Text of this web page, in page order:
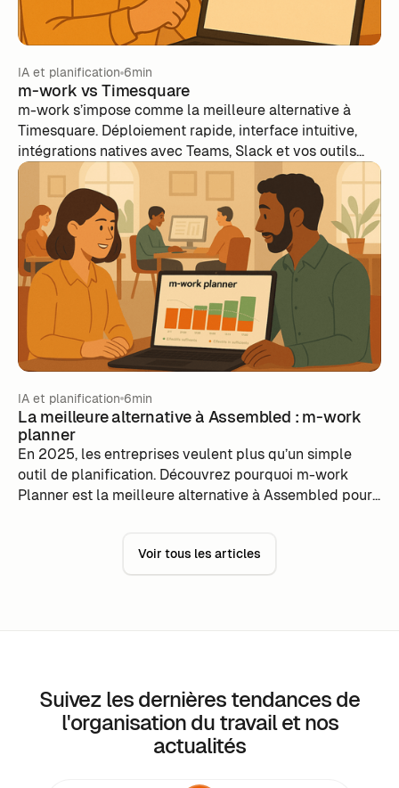
IA et planification 6min
m-work vs Timesquare
m-work s’impose comme la meilleure alternative à
Timesquare. Déploiement rapide, interface intuitive,
intégrations natives avec Teams, Slack et vos outils
quotidiens : découvrez pourquoi de plus en plus
d’entreprises choisissent m-work pour sa simplicité et
sa flexibilité.
IA et planification 6min
La meilleure alternative à Assembled : m-work
planner
En 2025, les entreprises veulent plus qu’un simple
outil de planification. Découvrez pourquoi m-work
Planner est la meilleure alternative à Assembled pour
Voir tous les articles
Suivez les dernières tendances de
l'organisation du travail et nos
actualités